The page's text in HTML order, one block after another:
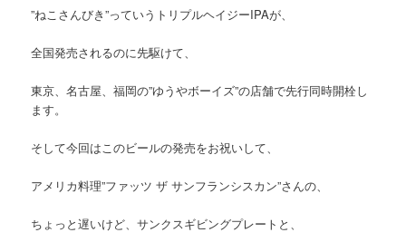
”ねこさんびき”っていうトリプルヘイジーIPAが、
全国発売されるのに先駆けて、
東京、名古屋、福岡の”ゆうやボーイズ”の店舗で先行同時開栓し
ます。
そして今回はこのビールの発売をお祝いして、
アメリカ料理”ファッツ ザ サンフランシスカン”さんの、
ちょっと遅いけど、サンクスギビングプレートと、